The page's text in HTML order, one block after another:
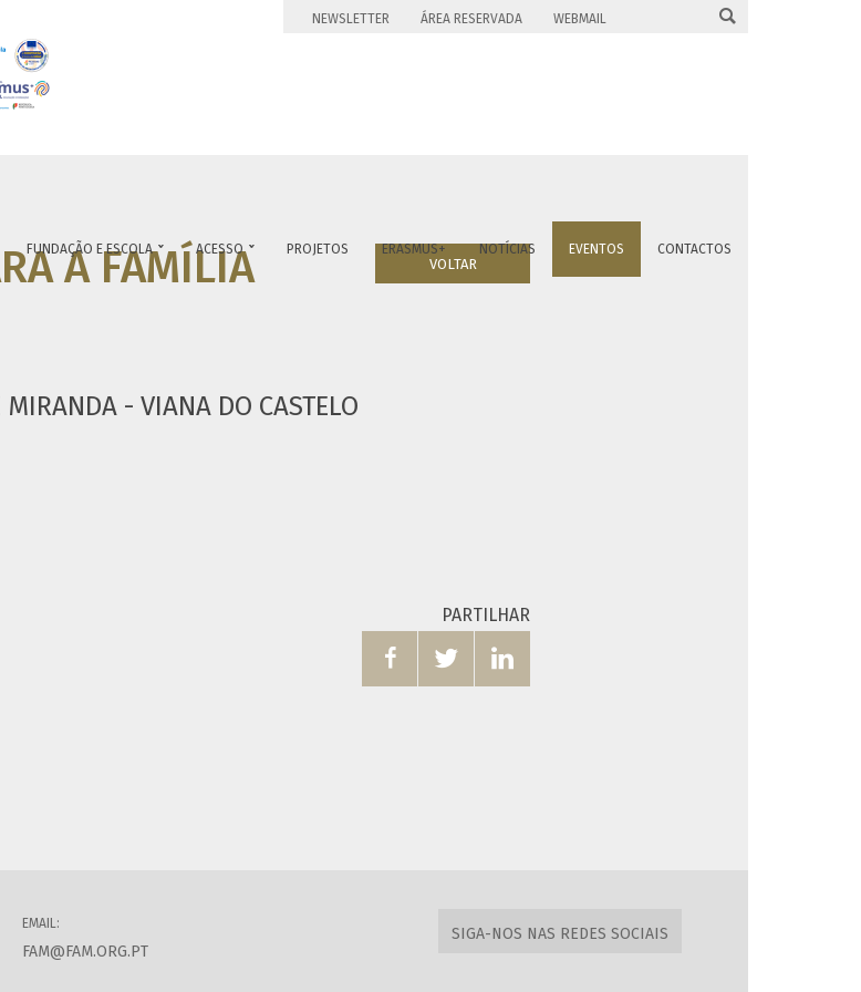
NEWSLETTER ÁREA RESERVADA WEBMAIL 
FUNDAÇÃO E ESCOLA  ACESSO  PROJETOS ERASMUS+ NOTÍCIAS EVENTOS CONTACTOS
VOLTAR
A FAMÍLIA
- VIANA DO CASTELO
PARTILHAR
  
EMAIL:
FAM@FAM.ORG.PT
SIGA-NOS NAS REDES SOCIAIS